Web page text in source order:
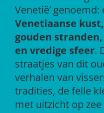
Venetië’ genoemd:
Venetiaanse
gouden
en vredige sfeer.
straatjes van dit
verhalen van
tradities, de felle
met uitzicht op